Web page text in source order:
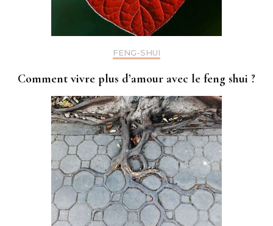
FENG-SHUI
Comment vivre plus d’amour avec le feng shui ?